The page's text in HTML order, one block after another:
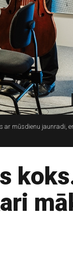
mūsdienu jaunradi,